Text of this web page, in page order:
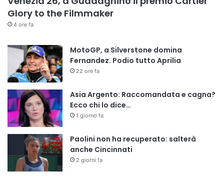
Glory to the Filmmaker
4 ore fa
MotoGP, a Silverstone domina
Fernandez. Podio tutto Aprilia
22 ore fa
Asia Argento: Raccomandata e cagna?
Ecco chi lo dice…
1 giorno fa
Paolini non ha recuperato: salterà
anche Cincinnati
2 giorni fa